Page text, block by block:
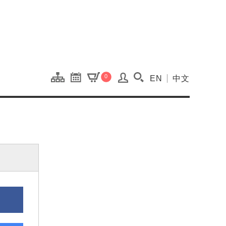
0 搜尋(開啟搜尋視窗)
EN 中文